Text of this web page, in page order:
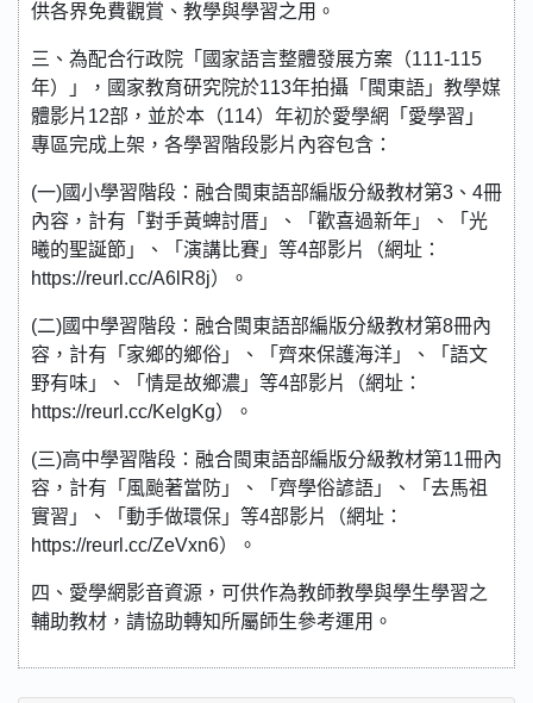
供各界免費觀賞、教學與學習之用。
三、為配合行政院「國家語言整體發展方案（111-115
年）」，國家教育研究院於113年拍攝「閩東語」教學媒
體影片12部，並於本（114）年初於愛學網「愛學習」
專區完成上架，各學習階段影片內容包含：
(一)國小學習階段：融合閩東語部編版分級教材第3、4冊
內容，計有「對手黃蜱討厝」、「歡喜過新年」、「光
曦的聖誕節」、「演講比賽」等4部影片（網址：
https://reurl.cc/A6lR8j）。
(二)國中學習階段：融合閩東語部編版分級教材第8冊內
容，計有「家鄉的鄉俗」、「齊來保護海洋」、「語文
野有味」、「情是故鄉濃」等4部影片（網址：
https://reurl.cc/KelgKg）。
(三)高中學習階段：融合閩東語部編版分級教材第11冊內
容，計有「風颱著當防」、「齊學俗諺語」、「去馬祖
實習」、「動手做環保」等4部影片（網址：
https://reurl.cc/ZeVxn6）。
四、愛學網影音資源，可供作為教師教學與學生學習之
輔助教材，請協助轉知所屬師生參考運用。